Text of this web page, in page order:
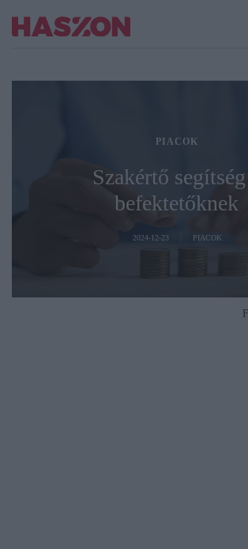
PIACOK
Szakértő
befektetőknek
2024-12-23 PIACOK